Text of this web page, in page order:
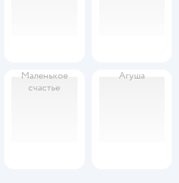
Маленькое
счастье
Агуша